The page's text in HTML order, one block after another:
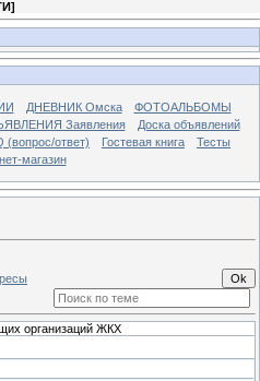
]
ДНЕВНИК Омска
ФОТОАЛЬБОМЫ
Заявления
Доска объявлений
(вопрос/ответ) Гостевая книга
Тесты
магазин
организаций ЖКХ